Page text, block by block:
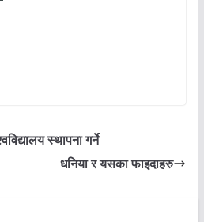
स्थापना गर्ने
धनिया र यसका फाइदाहरु